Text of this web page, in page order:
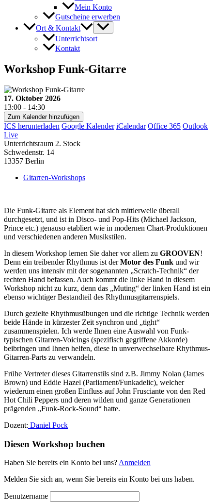
Mein Konto
Gutscheine erwerben
Ort & Kontakt
Unterrichtsort
Kontakt
Workshop Funk-Gitarre
17. Oktober 2026
13:00 - 14:30
Zum Kalender hinzufügen
ICS herunterladen Google Kalender iCalendar Office 365 Outlook
Live
Unterrichtsraum 2. Stock
Schwedenstr. 14
13357 Berlin
Gitarren-Workshops
Die Funk-Gitarre als Element hat sich mittlerweile überall
durchgesetzt, und ist in Disco- und Pop-Hits (Michael Jackson,
Prince etc.) genauso etabliert wie in modernen Chart-Produktionen
und verschiedenen anderen Musikstilen.
In diesem Workshop lernen Sie daher vor allem zu GROOVEN!
Denn ein treibender Rhythmus ist derMotor des Funk und wir
werden uns intensiv mit der sogenannten „Scratch-Technik“ der
rechten Hand befassen. Auch kommt die linke Hand in diesem
Workshop nicht zu kurz, denn das „Muting“ der linken Hand ist ein
ebenso wichtiger Bestandteil des Rhythmusgitarrenspiels.
Durch gezielte Rhythmusübungen und die richtige Technik werden
beide Hände in kürzester Zeit synchron und „tight“
zusammenspielen. Ich werde Ihnen eine Auswahl von Funk-
typischen Gitarren-Voicings (spezifisch gegriffene Akkorde)
beibringen und Ihnen helfen, diese in unverwechselbare Rhythmus-
Gitarren-Parts zu verwandeln.
Frühe Vertreter dieses Gitarrenstils sind z.B. Jimmy Nolan (James
Brown) und Eddie Hazel (Parliament/Funkadelic), welcher
wiederum einen großen Einfluss auf John Frusciante von den Red
Hot Chili Peppers und deren wilden und ganze Generationen
prägenden „Funk-Rock-Sound“ hatte.
Dozent: Daniel Pock
Diesen Workshop buchen
Haben Sie bereits ein Konto bei uns? Anmelden
Melden Sie sich an, wenn Sie bereits ein Konto bei uns haben.
Benutzername